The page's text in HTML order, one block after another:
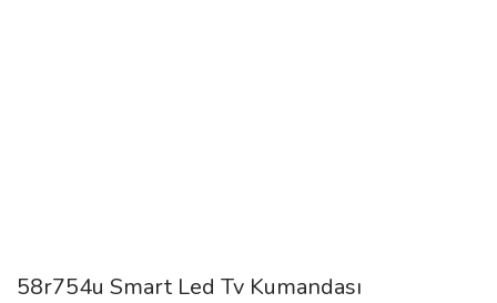
58r754u Smart Led Tv Kumandası